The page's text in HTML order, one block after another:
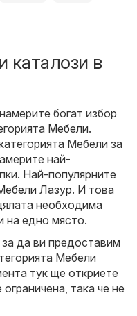
каталози в
богат избор
Мебели.
Мебели за
най-
Най-популярните
Лазур. И това
необходима
на едно място.
да ви предоставим
Мебели
тук ще откриете
така че не